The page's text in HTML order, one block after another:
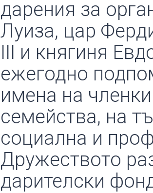
дарения за
Луиза, цар
ІІІ и княгиня
ежегодно
имена на
семейства, на
социална и
Дружеството
дарителски